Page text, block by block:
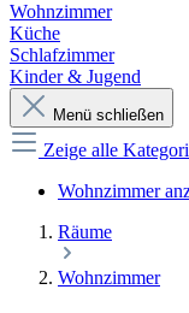
Wohnzimmer
Küche
Schlafzimmer
Kinder & Jugend
Menü schließen
Zeige alle
Wohnzimmer
Räume
Wohnzimmer